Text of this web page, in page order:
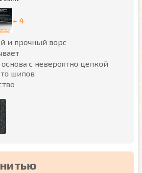
+ 4
и прочный ворс
с невероятно цепкой
шипов